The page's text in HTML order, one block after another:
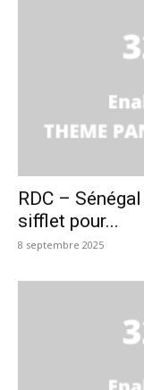
RDC –
sifflet pour...
8 septembre 2025